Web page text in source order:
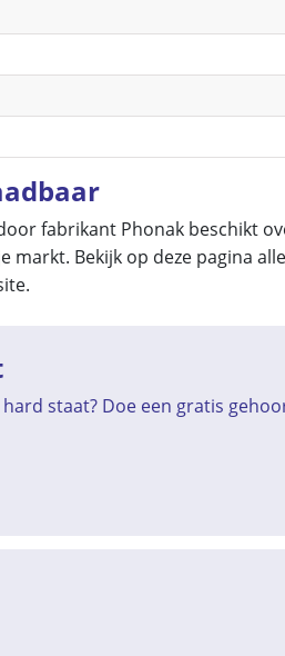
fabrikant Phonak beschikt
Bekijk op deze pagina
staat? Doe een gratis